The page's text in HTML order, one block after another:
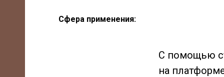
Сфера применения:
С помощью
на